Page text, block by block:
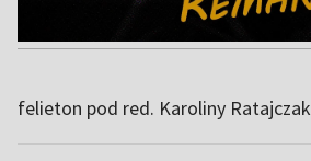
felieton pod red. Karoliny Ratajczak